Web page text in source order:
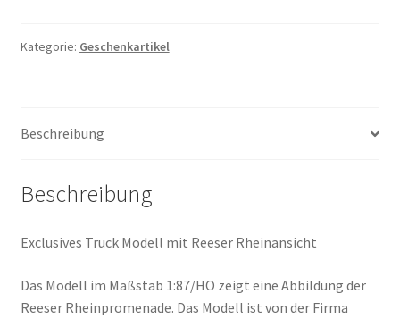
Rheinansicht
Kategorie: Geschenkartikel
Beschreibung
Beschreibung
Exclusives Truck Modell mit Reeser Rheinansicht
Das Modell im Maßstab 1:87/HO zeigt eine Abbildung der
Reeser Rheinpromenade. Das Modell ist von der Firma